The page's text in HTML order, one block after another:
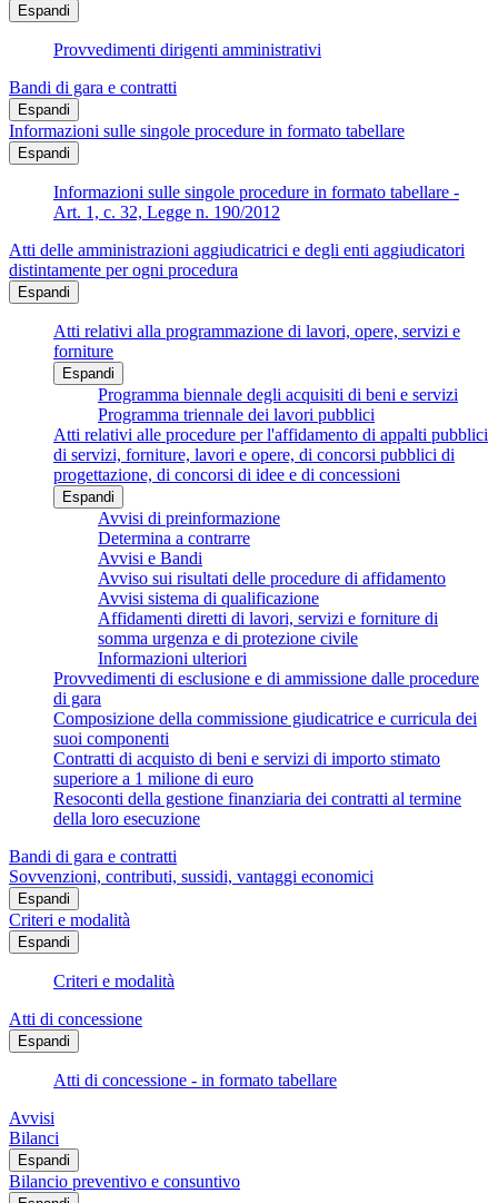
Espandi
Provvedimenti dirigenti amministrativi
Bandi di gara e contratti
Espandi
Informazioni sulle singole procedure in formato tabellare
Espandi
Informazioni sulle singole procedure in formato tabellare -
Art. 1, c. 32, Legge n. 190/2012
Atti delle amministrazioni aggiudicatrici e degli enti aggiudicatori
distintamente per ogni procedura
Espandi
Atti relativi alla programmazione di lavori, opere, servizi e
forniture
Espandi
Programma biennale degli acquisiti di beni e servizi
Programma triennale dei lavori pubblici
Atti relativi alle procedure per l'affidamento di appalti pubblici
di servizi, forniture, lavori e opere, di concorsi pubblici di
progettazione, di concorsi di idee e di concessioni
Espandi
Avvisi di preinformazione
Determina a contrarre
Avvisi e Bandi
Avviso sui risultati delle procedure di affidamento
Avvisi sistema di qualificazione
Affidamenti diretti di lavori, servizi e forniture di
somma urgenza e di protezione civile
Informazioni ulteriori
Provvedimenti di esclusione e di ammissione dalle procedure
di gara
Composizione della commissione giudicatrice e curricula dei
suoi componenti
Contratti di acquisto di beni e servizi di importo stimato
superiore a 1 milione di euro
Resoconti della gestione finanziaria dei contratti al termine
della loro esecuzione
Bandi di gara e contratti
Sovvenzioni, contributi, sussidi, vantaggi economici
Espandi
Criteri e modalità
Espandi
Criteri e modalità
Atti di concessione
Espandi
Atti di concessione - in formato tabellare
Avvisi
Bilanci
Espandi
Bilancio preventivo e consuntivo